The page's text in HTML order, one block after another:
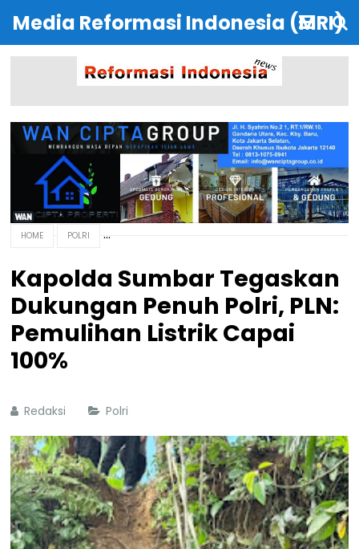
Media Reformasi Indonesia (MRI)
HOME POLRI
Kapolda Sumbar Tegaskan
Dukungan Penuh Polri, PLN:
Pemulihan Listrik Capai
100%
Redaksi Polri